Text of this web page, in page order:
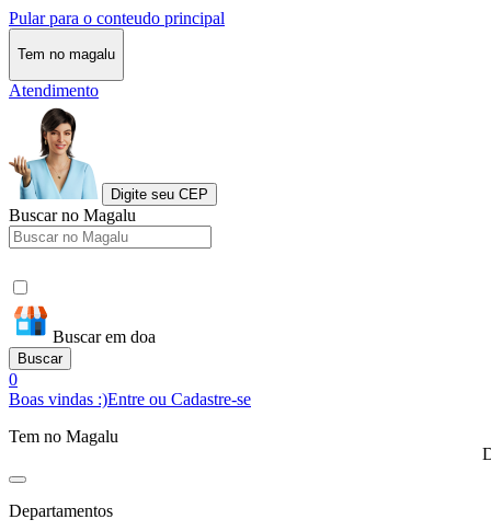
Pular para o conteudo principal
Tem no magalu
Atendimento
Digite seu CEP
Buscar no Magalu
Buscar em doa
Buscar
0
Boas vindas :)Entre ou Cadastre-se
Tem no Magalu
Departamentos